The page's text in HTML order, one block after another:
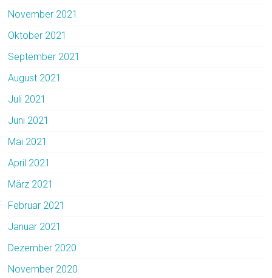
November 2021
Oktober 2021
September 2021
August 2021
Juli 2021
Juni 2021
Mai 2021
April 2021
März 2021
Februar 2021
Januar 2021
Dezember 2020
November 2020